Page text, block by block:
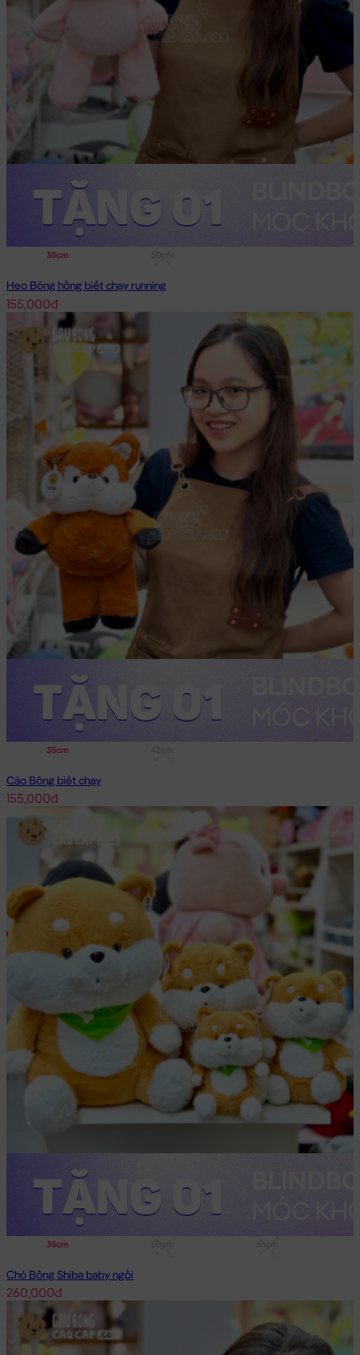
35cm
Heo Bông hồng biết chạy running
155,000đ
35cm
Cáo Bông biết chạy
155,000đ
35cm
Chó Bông Shiba baby ngồi
260,000đ